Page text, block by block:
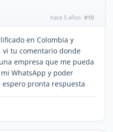
hace 5 años #10
en Colombia y
vi tu comentario donde
empresa que me pueda
WhatsApp y poder
pronta respuesta